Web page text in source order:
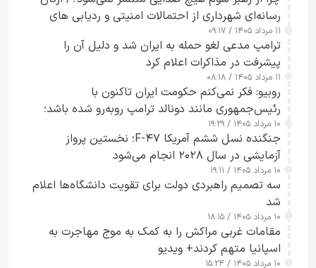
رسانه‌ای شهرداری از احتمالات امنیتی و ردیابی های
جاسوسی گفت
۱۱ مرداد ۱۴۰۵ / ۰۹:۱۷
ترامپ مدعی لغو حمله به ایران شد و دلیل آن را
پیشرفت در مذاکرات اعلام کرد
۱۱ مرداد ۱۴۰۵ / ۰۸:۱۸
روبیو: فکر نمی‌کنم حکومت ایران تاکنون با
رئیس‌جمهوری مانند دونالد ترامپ روبه‌رو شده باشد؛
کسی که واقعاً دست به اقدام می‌زند
۱۰ مرداد ۱۴۰۵ / ۱۹:۲۹
جنگنده نسل ششم آمریکا F-۴۷؛ نخستین پرواز
آزمایشی در سال ۲۰۲۸ انجام می‌شود
۱۰ مرداد ۱۴۰۵ / ۱۹:۱۱
سه تصمیم راهبردی دولت برای تقویت دانشگاه‌ها اعلام
شد
۱۰ مرداد ۱۴۰۵ / ۱۸:۱۵
مقامات غربی مراکش را به کمک به موج مهاجرت به
اسپانیا متهم کردند+ ویدیو
۱۰ مرداد ۱۴۰۵ / ۱۵:۲۴